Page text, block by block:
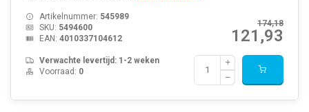
174,18
121,93
Artikelnummer: 545989
SKU: 5494600
EAN: 4010337104612
Verwachte levertijd: 1-2 weken
Voorraad: 0